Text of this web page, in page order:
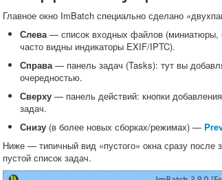
Главное окно ImBatch специально сделано
Слева— список входных файлов (миниатюры,
часто видны индикаторы EXIF/IPTC).
Справа— панель задач (Tasks): тут вы
очередностью.
Сверху — панель действий: кнопки
задач.
Снизу (в более новых сборках/режимах) —
Ниже — типичный вид «пустого» окна сразу
пустой список задач.